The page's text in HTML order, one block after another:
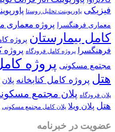
فیزیکی پاورپوینت تحلیل روستا
معماری فرهنگسرا پروژه معماری
کامل بیمارستان پروژه
فرهنگسرا
پروژه کامل فرودگاه پروژه
مجتمع مسکونی پروژه
هتل پروژه کامل کتابخانه پلان
پلان فرودگاه پلان مجتمع
هتل پلان ویلا پلان کامل مجتمع مسکونی
عضویت در خبرنامه